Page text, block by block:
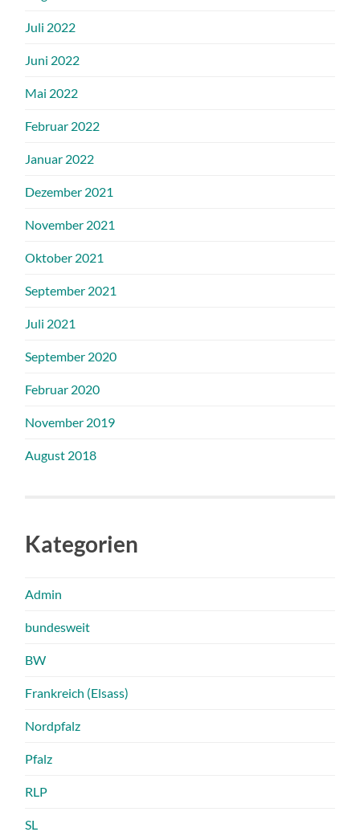
Juli 2022
Juni 2022
Mai 2022
Februar 2022
Januar 2022
Dezember 2021
November 2021
Oktober 2021
September 2021
Juli 2021
September 2020
Februar 2020
November 2019
August 2018
Kategorien
Admin
bundesweit
BW
Frankreich (Elsass)
Nordpfalz
Pfalz
RLP
SL